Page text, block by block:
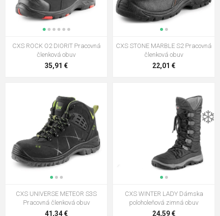
CXS ROCK O2 DIORIT Pracovná
členková obuv
35,91 €
CXS STONE MARBLE S2 Pracovná
členková obuv
22,01 €
CXS UNIVERSE METEOR S3S
Pracovná členková obuv
41,34 €
❄️
CXS WINTER LADY Dámska
poloholeňová zimná obuv
24,59 €